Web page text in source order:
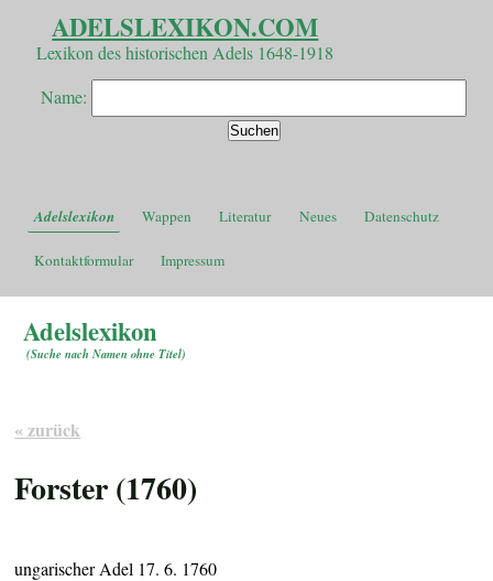
ADELSLEXIKON.COM
Lexikon des historischen Adels 1648-1918
Name:
Adelslexikon Wappen Literatur Neues Datenschutz
Kontaktformular Impressum
Adelslexikon
(Suche nach Namen ohne Titel)
« zurück
Forster (1760)
ungarischer Adel 17. 6. 1760